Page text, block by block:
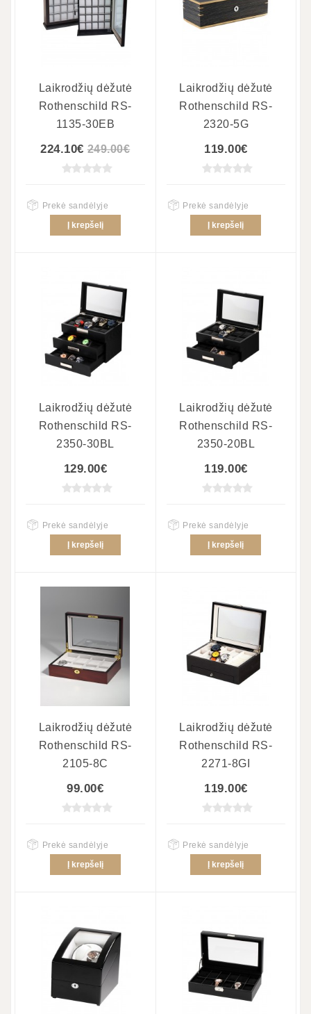
Laikrodžių dėžutė
Rothenschild RS-
1135-30EB
224.10€ 249.00€
Prekė sandėlyje
Į krepšelį
Laikrodžių dėžutė
Rothenschild RS-
2320-5G
119.00€
Prekė sandėlyje
Į krepšelį
Laikrodžių dėžutė
Rothenschild RS-
2350-30BL
129.00€
Prekė sandėlyje
Į krepšelį
Laikrodžių dėžutė
Rothenschild RS-
2350-20BL
119.00€
Prekė sandėlyje
Į krepšelį
Laikrodžių dėžutė
Rothenschild RS-
2105-8C
99.00€
Prekė sandėlyje
Į krepšelį
Laikrodžių dėžutė
Rothenschild RS-
2271-8GI
119.00€
Prekė sandėlyje
Į krepšelį